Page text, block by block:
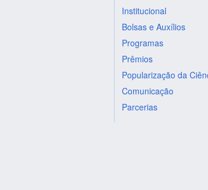
Institucional
Bolsas e Auxílios
Programas
Prêmios
Popularização da
Comunicação
Parcerias